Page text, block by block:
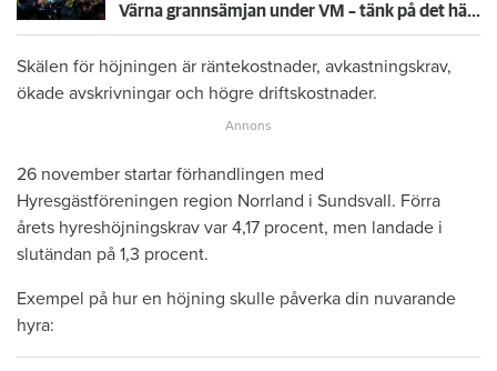
Värna grannsämjan under VM – tänk på det här inför fortsatta nattmatcher
Skälen för höjningen är räntekostnader, avkastningskrav,
ökade avskrivningar och högre driftskostnader.
26 november startar förhandlingen med
Hyresgästföreningen region Norrland i Sundsvall. Förra
årets hyreshöjningskrav var 4,17 procent, men landade i
slutändan på 1,3 procent.
Exempel på hur en höjning skulle påverka din nuvarande
hyra: